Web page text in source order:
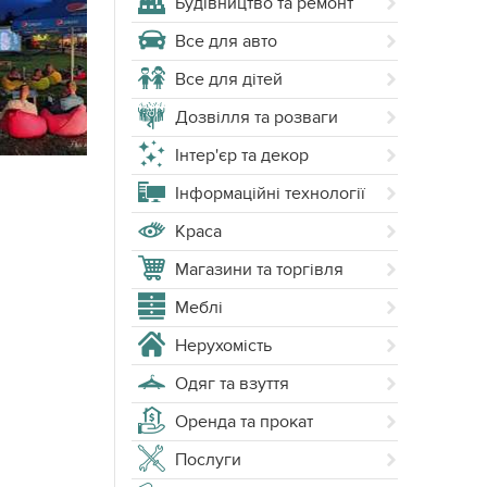
Все для авто
Все для дітей
Дозвілля та розваги
Інтер'єр та декор
Інформаційні технології
Краса
Магазини та торгівля
Меблі
Нерухомість
Одяг та взуття
Оренда та прокат
Послуги